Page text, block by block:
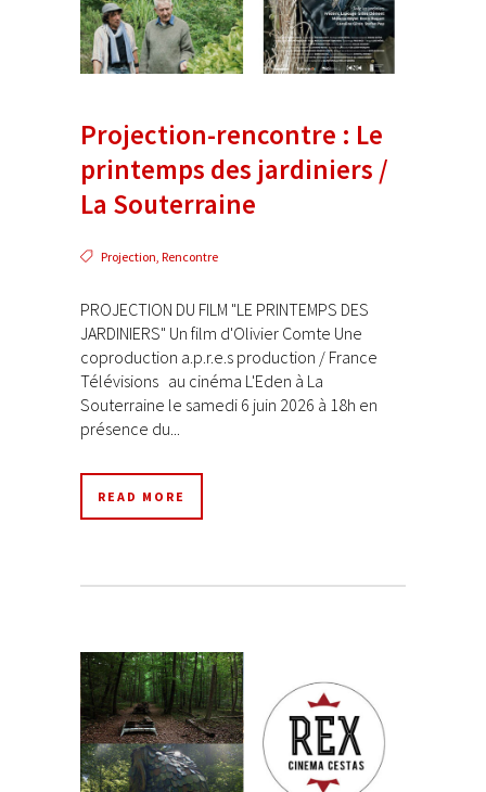
Projection-rencontre : Le
printemps des jardiniers /
La Souterraine
Projection Rencontre
PROJECTION DU FILM "LE PRINTEMPS DES
JARDINIERS" Un film d'Olivier Comte Une
coproduction a.p.r.e.s production / France
Télévisions au cinéma L'Eden à La
Souterraine le samedi 6 juin 2026 à 18h en
présence du...
READ MORE